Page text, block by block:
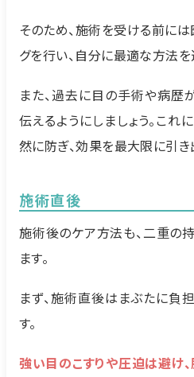
そのため、施術を受ける前に
グを行い、自分に最適な方法を
また、過去に目の手術や病歴
伝えるようにしましょう。これ
然に防ぎ、効果を最大限に引き
施術直後
施術後のケア方法も、二重の
ます。
まず、施術直後はまぶたに負
す。
強い目のこすりや圧迫は避け